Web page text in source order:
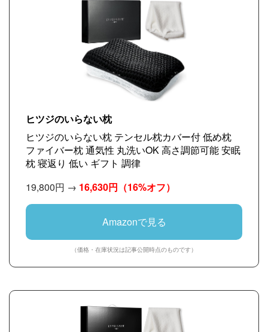
ヒツジのいらない枕
ヒツジのいらない枕 テンセル枕カバー付 低め枕
ファイバー枕 通気性 丸洗いOK 高さ調節可能 安眠
枕 寝返り 低い ギフト 調律
19,800円 → 16,630円 （16%オフ）
Amazonで見る
（価格・在庫状況は記事公開時点のものです）